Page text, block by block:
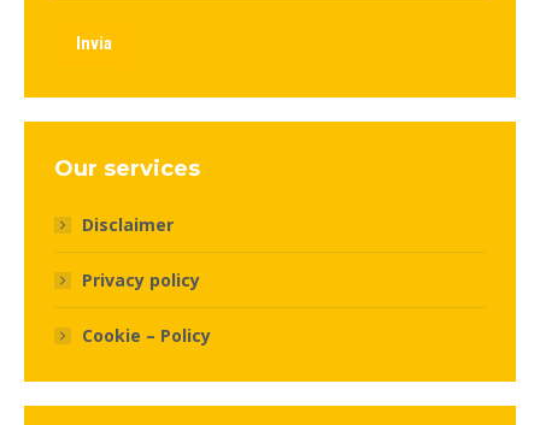
Invia
Our services
Disclaimer
Privacy policy
Cookie – Policy